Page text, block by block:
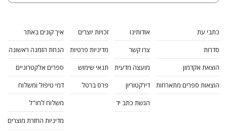
כתבי עת
סדרות
הוצאת אקדמון
הוצאות ספרים מתארחות
אודותינו
צרו קשר
מועצה מדעית
דירקטוריון
הגשת כתב יד
זכויות יוצרים
מדיניות פרטיות
תנאי שימוש
פרס ברטל
איך קונים באתר
הנחת הזמנה ראשונה
ספרים אלקטרוניים
דמי טיפול ומשלוח
משלוח לחו"ל
מדיניות החזרת מוצרים